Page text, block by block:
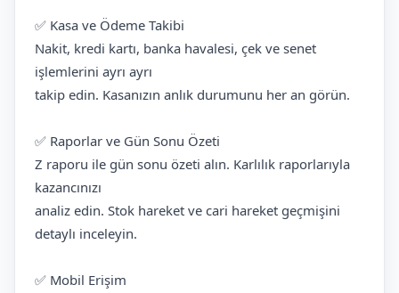
✅ Kasa ve Ödeme Takibi
Nakit, kredi kartı, banka havalesi, çek ve senet
işlemlerini ayrı ayrı
takip edin. Kasanızın anlık durumunu her an görün.
✅ Raporlar ve Gün Sonu Özeti
Z raporu ile gün sonu özeti alın. Karlılık raporlarıyla
kazancınızı
analiz edin. Stok hareket ve cari hareket geçmişini
detaylı inceleyin.
✅ Mobil Erişim